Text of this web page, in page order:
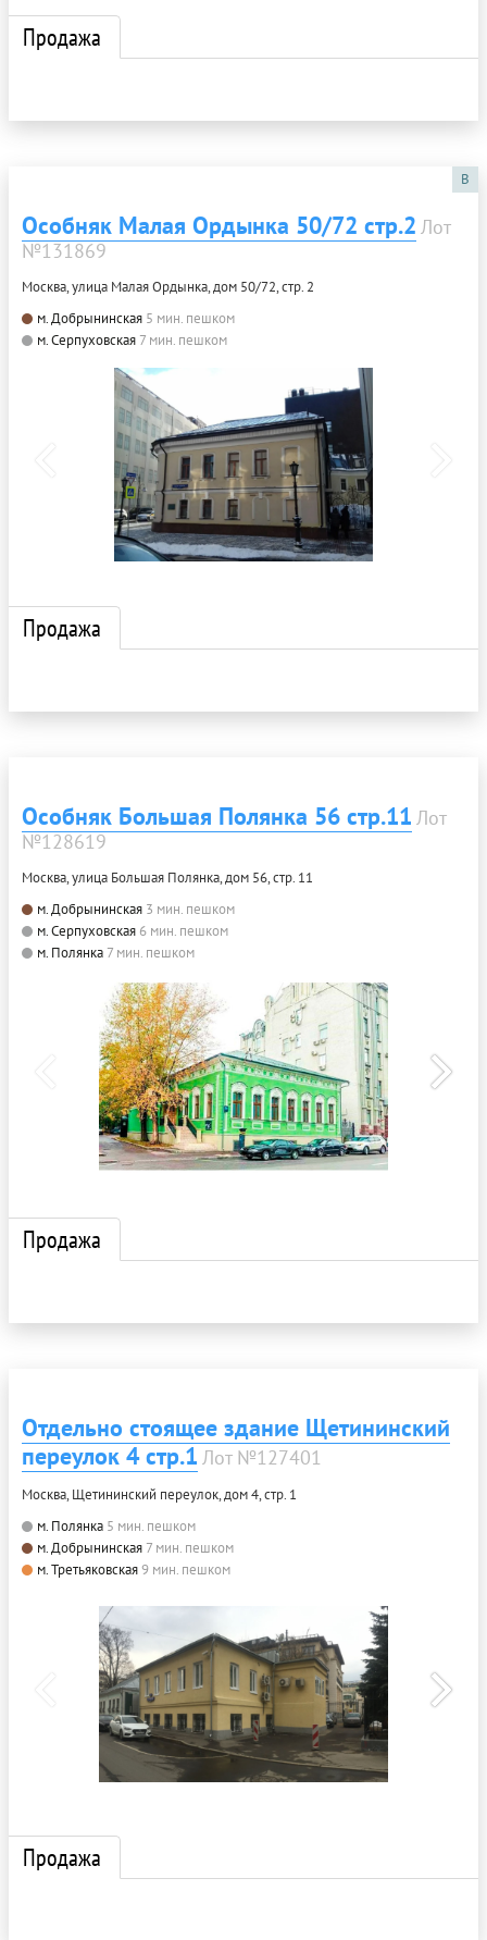
Продажа
B
Особняк Малая Ордынка 50/72 стр.2 Лот
№131869
Москва, улица Малая Ордынка, дом 50/72, стр. 2
м. Добрынинская 5 мин. пешком
м. Серпуховская 7 мин. пешком
Продажа
Особняк Большая Полянка 56 стр.11 Лот
№128619
Москва, улица Большая Полянка, дом 56, стр. 11
м. Добрынинская 3 мин. пешком
м. Серпуховская 6 мин. пешком
м. Полянка 7 мин. пешком
Продажа
Отдельно стоящее здание Щетининский
переулок 4 стр.1 Лот №127401
Москва, Щетининский переулок, дом 4, стр. 1
м. Полянка 5 мин. пешком
м. Добрынинская 7 мин. пешком
м. Третьяковская9 мин. пешком
Продажа